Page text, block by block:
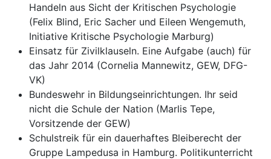
Handeln aus Sicht der Kritischen Psychologie
(Felix Blind, Eric Sacher und Eileen Wengemuth,
Initiative Kritische Psychologie Marburg)
Einsatz für Zivilklauseln. Eine Aufgabe (auch) für
das Jahr 2014 (Cornelia Mannewitz, GEW, DFG-
VK)
Bundeswehr in Bildungseinrichtungen. Ihr seid
nicht die Schule der Nation (Marlis Tepe,
Vorsitzende der GEW)
Schulstreik für ein dauerhaftes Bleiberecht der
Gruppe Lampedusa in Hamburg. Politikunterricht